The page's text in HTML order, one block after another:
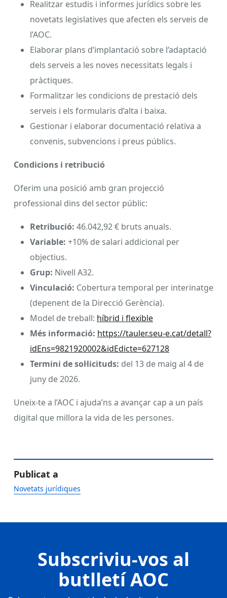
Realitzar estudis i informes jurídics sobre les
novetats legislatives que afecten els serveis de
l’AOC.
Elaborar plans d’implantació sobre l’adaptació
dels serveis a les noves necessitats legals i
pràctiques.
Formalitzar les condicions de prestació dels
serveis i els formularis d’alta i baixa.
Gestionar i elaborar documentació relativa a
convenis, subvencions i preus públics.
Condicions i retribució
Oferim una posició amb gran projecció
professional dins del sector públic:
Retribució: 46.042,92 € bruts anuals.
Variable: +10% de salari addicional per
objectius.
Grup: Nivell A32.
Vinculació: Cobertura temporal per interinatge
(depenent de la Direcció Gerència).
Model de treball: híbrid i flexible
Més informació: https://tauler.seu-e.cat/detall?
idEns=9821920002&idEdicte=627128
Termini de sol·licituds: del 13 de maig al 4 de
juny de 2026.
Uneix-te a l’AOC i ajuda’ns a avançar cap a un país
digital que millora la vida de les persones.
Publicat a
Novetats jurídiques
Subscriviu-vos al
butlletí AOC